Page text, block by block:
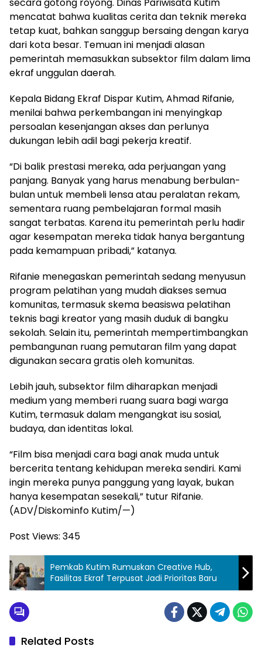
secara gotong royong. Dinas Pariwisata Kutim
mencatat bahwa kualitas cerita dan teknik mereka
tetap kuat, bahkan sanggup bersaing dengan karya
dari kota besar. Temuan ini menjadi alasan
pemerintah memasukkan subsektor film dalam lima
ekraf unggulan daerah.
Kepala Bidang Ekraf Dispar Kutim, Ahmad Rifanie,
menilai bahwa perkembangan ini menyingkap
persoalan kesenjangan akses dan perlunya
dukungan lebih adil bagi pekerja kreatif.
“Di balik prestasi mereka, ada perjuangan yang
panjang. Banyak yang harus menabung berbulan-
bulan untuk membeli lensa atau peralatan rekam,
sementara ruang pembelajaran formal masih
sangat terbatas. Karena itu pemerintah perlu hadir
agar kesempatan mereka tidak hanya bergantung
pada kemampuan pribadi,” katanya.
Rifanie menegaskan pemerintah sedang menyusun
program pelatihan yang mudah diakses semua
komunitas, termasuk skema beasiswa pelatihan
teknis bagi kreator yang masih duduk di bangku
sekolah. Selain itu, pemerintah mempertimbangkan
pembangunan ruang pemutaran film yang dapat
digunakan secara gratis oleh komunitas.
Lebih jauh, subsektor film diharapkan menjadi
medium yang memberi ruang suara bagi warga
Kutim, termasuk dalam mengangkat isu sosial,
budaya, dan identitas lokal.
“Film bisa menjadi cara bagi anak muda untuk
bercerita tentang kehidupan mereka sendiri. Kami
ingin mereka punya panggung yang layak, bukan
hanya kesempatan sesekali,” tutur Rifanie.
(ADV/Diskominfo Kutim/—)
Post Views: 345
Pemkab Kutim Rumuskan Creative Hub,
Fasilitas Ekraf Terpusat Jadi Prioritas Baru
Related Posts